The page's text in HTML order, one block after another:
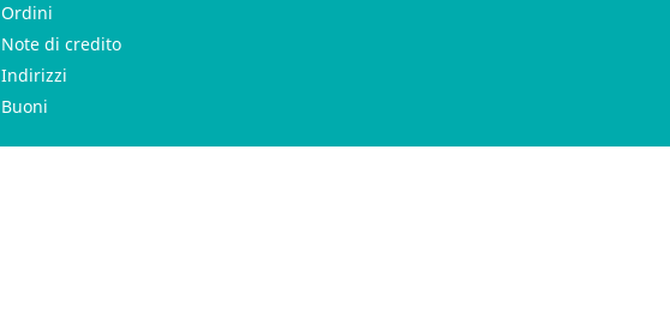
Ordini
Note di credito
Indirizzi
Buoni